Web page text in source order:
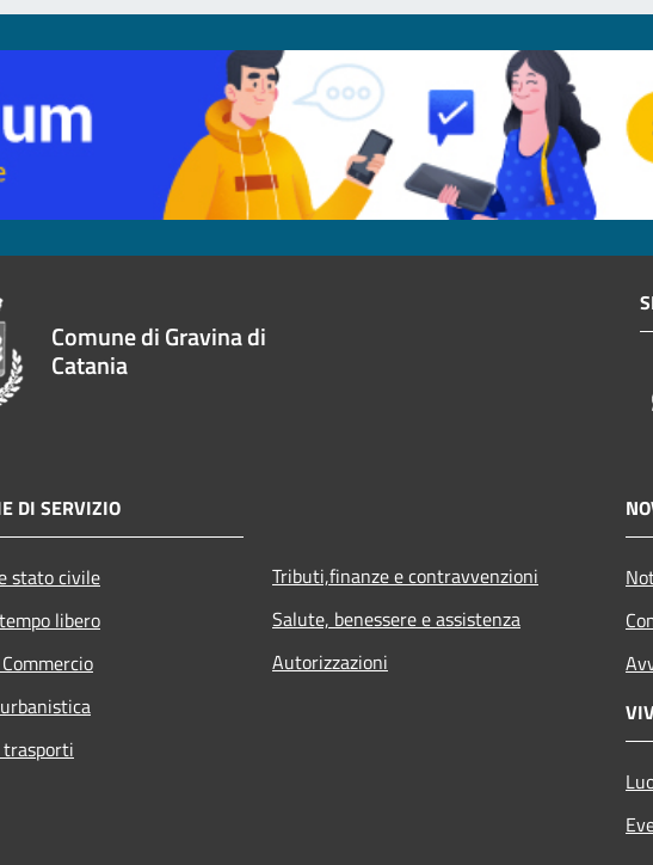
Comune di Gravina di
Catania
DI SERVIZIO
stato civile
libero
Tributi,finanze e contravvenzioni
Salute, benessere e assistenza
Autorizzazioni